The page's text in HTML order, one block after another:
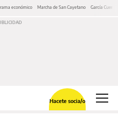
económico Marcha de San Cayetano García Cuerva
Hacete socia/o